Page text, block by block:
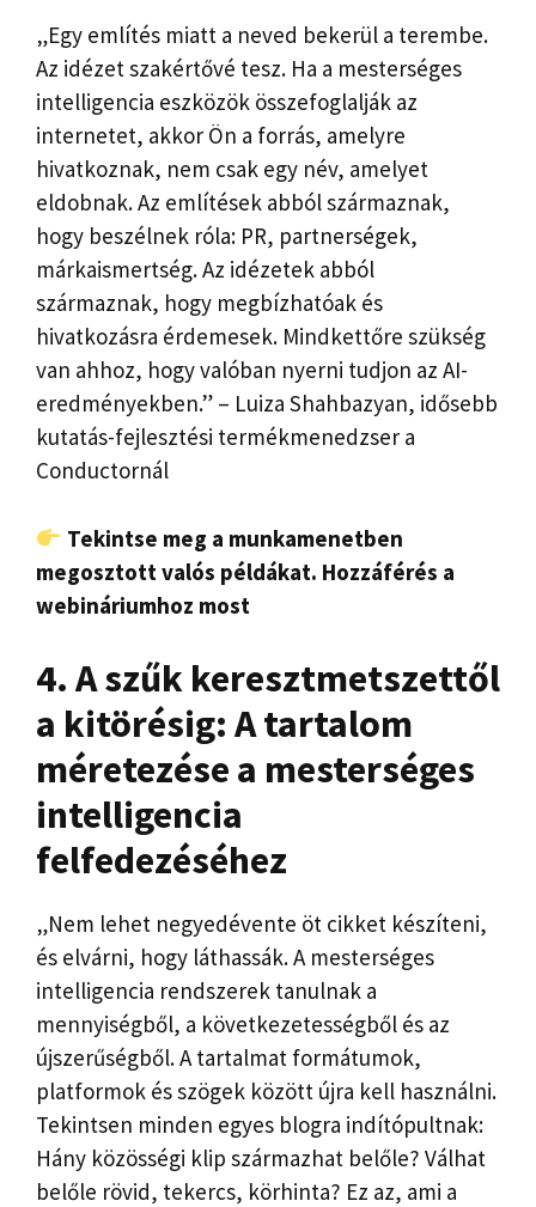
„Egy említés miatt a neved bekerül a terembe.
Az idézet szakértővé tesz. Ha a mesterséges
intelligencia eszközök összefoglalják az
internetet, akkor Ön a forrás, amelyre
hivatkoznak, nem csak egy név, amelyet
eldobnak. Az említések abból származnak,
hogy beszélnek róla: PR, partnerségek,
márkaismertség. Az idézetek abból
származnak, hogy megbízhatóak és
hivatkozásra érdemesek. Mindkettőre szükség
van ahhoz, hogy valóban nyerni tudjon az AI-
eredményekben.” – Luiza Shahbazyan, idősebb
kutatás-fejlesztési termékmenedzser a
Conductornál
Tekintse meg a munkamenetben
megosztott valós példákat. Hozzáférés a
webináriumhoz most
4. A szűk keresztmetszettől
a kitörésig: A tartalom
méretezése a mesterséges
intelligencia
felfedezéséhez
„Nem lehet negyedévente öt cikket készíteni,
és elvárni, hogy láthassák. A mesterséges
intelligencia rendszerek tanulnak a
mennyiségből, a következetességből és az
újszerűségből. A tartalmat formátumok,
platformok és szögek között újra kell használni.
Tekintsen minden egyes blogra indítópultnak:
Hány közösségi klip származhat belőle? Válhat
belőle rövid, tekercs, körhinta? Ez az, ami a